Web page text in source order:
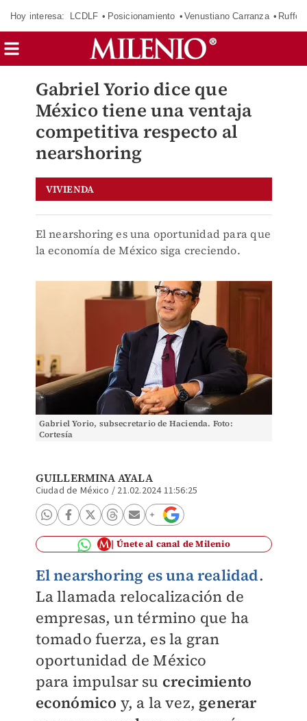
Hoy interesa: LCDLF Posicionamiento Venustiano Carranza Ruffo
Gabriel Yorio dice que
México tiene una ventaja
competitiva respecto al
nearshoring
VIVIENDA
El nearshoring es una oportunidad para que
la economía de México siga creciendo.
Gabriel Yorio, subsecretario de Hacienda. Foto:
Cortesía
GUILLERMINA AYALA
Ciudad de México / 21.02.2024 11:56:25
Únete al canal de Milenio
El nearshoring es una realidad.
La llamada relocalización de
empresas, untérmino que ha
tomado fuerza, es la gran
oportunidad de México
para impulsar su crecimiento
económico y, a la vez, generar